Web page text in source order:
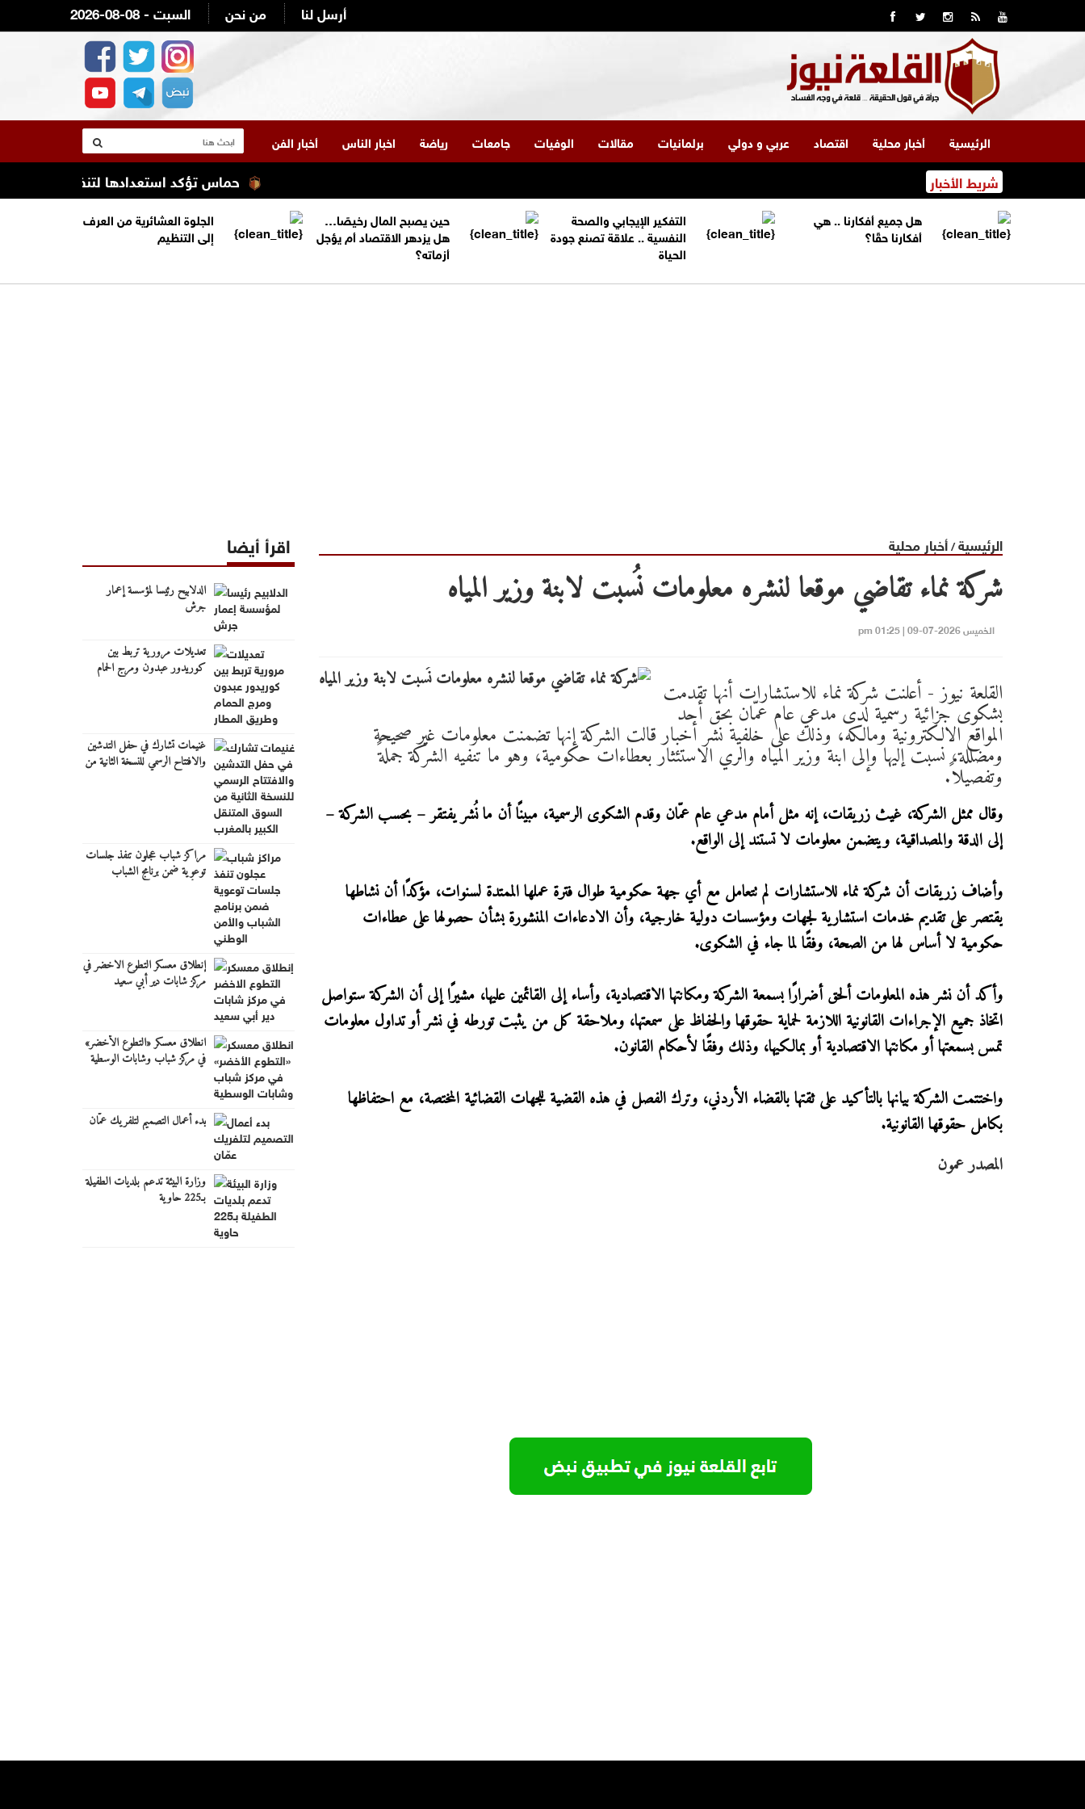
2026-08-08 - السبت من نحن أرسل لنا
الرئيسية أخبار محلية اقتصاد عربي و دولي برلمانيات مقالات الوفيات جامعات رياضة اخبار الناس أخبار الفن
شريط الأخبار حماس تؤكد استعدادها لتنفيذ اتفاق غزة شرط
هل جميع أفكارنا .. هي
أفكارنا حقًا؟
التفكير الإيجابي والصحة
النفسية .. علاقة تصنع جودة
الحياة
حين يصبح المال رخيصًا…
هل يزدهر الاقتصاد أم يؤجل
أزماته؟
الجلوة العشائرية من العرف
إلى التنظيم
الرئيسية/أخبار محلية
شركة نماء تقاضي موقعا لنشره معلومات نُسبت لابنة وزير المياه
الخميس 2026-07-09 | 01:25 pm
القلعة نيوز - أعلنت شركة نماء للاستشارات أنها تقدمت
بشكوى جزائية رسمية لدى مدعي عام عمّان بحق أحد
المواقع الالكترونية ومالكه، وذلك على خلفية نشر أخبار قالت الشركة إنها تضمنت معلومات غير صحيحة
ومضللة، نسبت إليها وإلى ابنة وزير المياه والري الاستئثار بعطاءات حكومية، وهو ما تنفيه الشركة جملةً
وتفصيلاً.
وقال ممثل الشركة، غيث زريقات، إنه مثل أمام مدعي عام عمّان وقدم الشكوى الرسمية، مبينًا أن ما نُشر يفتقر – بحسب الشركة –
إلى الدقة والمصداقية، ويتضمن معلومات لا تستند إلى الواقع.
وأضاف زريقات أن شركة نماء للاستشارات لم تتعامل مع أي جهة حكومية طوال فترة عملها الممتدة لسنوات، مؤكدًا أن نشاطها
يقتصر على تقديم خدمات استشارية لجهات ومؤسسات دولية خارجية، وأن الادعاءات المنشورة بشأن حصولها على عطاءات
حكومية لا أساس لها من الصحة، وفقًا لما جاء في الشكوى.
وأكد أن نشر هذه المعلومات ألحق أضرارًا بسمعة الشركة ومكانتها الاقتصادية، وأساء إلى القائمين عليها، مشيرًا إلى أن الشركة ستواصل
اتخاذ جميع الإجراءات القانونية اللازمة لحماية حقوقها والحفاظ على سمعتها، وملاحقة كل من يثبت تورطه في نشر أو تداول معلومات
تمس بسمعتها أو مكانتها الاقتصادية أو بمالكيها، وذلك وفقًا لأحكام القانون.
واختتمت الشركة بيانها بالتأكيد على ثقتها بالقضاء الأردني، وترك الفصل في هذه القضية للجهات القضائية المختصة، مع احتفاظها
بكامل حقوقها القانونية.
المصدر عمون
اقرأ أيضا
الدلابيح رئيسا لمؤسسة إعمار
جرش
تعديلات مرورية تربط بين
كوريدور عبدون ومرج الحمام
غنيمات تشارك في حفل التدشين
والافتتاح الرسمي للنسخة الثانية من
مراكز شباب عجلون تنفذ جلسات
توعوية ضمن برنامج الشباب
إنطلاق معسكر التطوع الاخضر في
مركز شابات دير أبي سعيد
انطلاق معسكر «التطوع الأخضر»
في مركز شباب وشابات الوسطية
بدء أعمال التصميم لتلفريك عمّان
وزارة البيئة تدعم بلديات الطفيلة
بـ225 حاوية